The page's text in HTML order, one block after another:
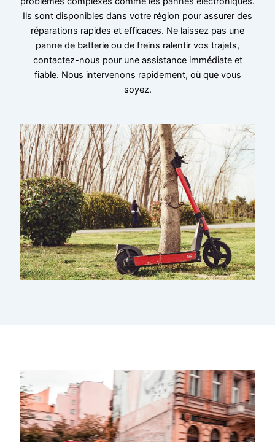
Ils sont disponibles dans votre région pour assurer des
réparations rapides et efficaces. Ne laissez pas une
panne de batterie ou de freins ralentir vos trajets,
contactez-nous pour une assistance immédiate et
fiable. Nous intervenons rapidement, où que vous
soyez.